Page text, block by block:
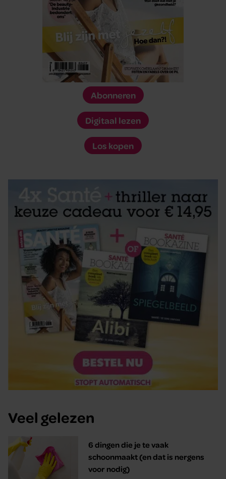
Abonneren
Digitaal lezen
Los kopen